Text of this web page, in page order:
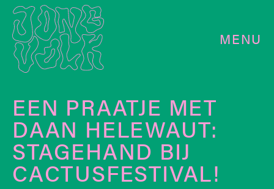
MENU
EEN PRAATJE MET
DAAN HELEWAUT:
STAGEHAND BIJ
CACTUSFESTIVAL!